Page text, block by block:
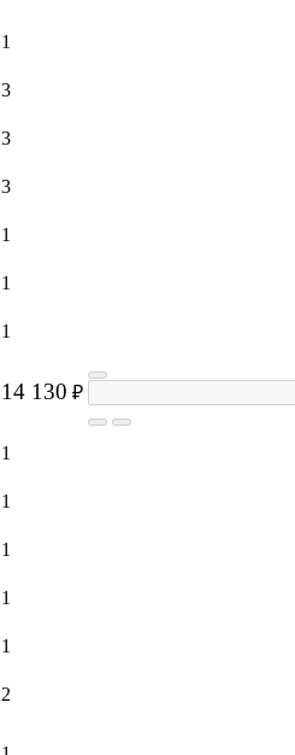
1
3
3
3
1
1
1
14 130 ₽
1
1
1
1
1
2